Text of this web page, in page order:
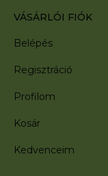
VÁSÁRLÓI FIÓK
Belépés
Regisztráció
Profilom
Kosár
Kedvenceim